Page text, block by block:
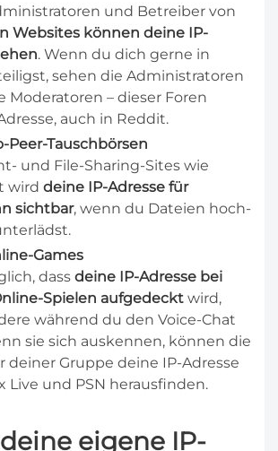
und Betreiber von
Websites können deine IP-
. Wenn du dich gerne in
sehen die Administratoren
Moderatoren – dieser Foren
auch in Reddit.
Peer-Tauschbörsen
und File-Sharing-Sites wie
wird deine IP-Adresse für
sichtbar, wenn du Dateien hoch-
Games
dass deine IP-Adresse bei
Spielen aufgedeckt wird,
während du den Voice-Chat
sie sich auskennen, können die
deiner Gruppe deine IP-Adresse
Live und PSN herausfinden.
eigene IP-